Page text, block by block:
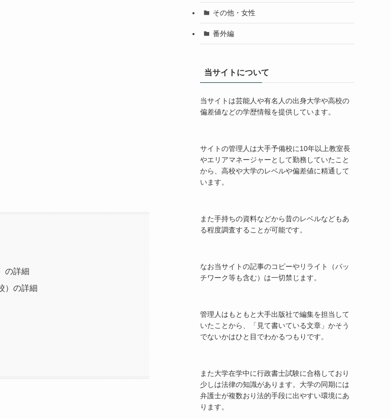
の詳細
）の詳細
その他・女性
番外編
当サイトについて
当サイトは芸能人や有名人の出身大学や高校の
偏差値などの学歴情報を提供しています。
サイトの管理人は大手予備校に10年以上教室長
やエリアマネージャーとして勤務していたこと
から、高校や大学のレベルや偏差値に精通して
います。
また手持ちの資料などから昔のレベルなどもあ
る程度調査することが可能です。
なお当サイトの記事のコピーやリライト（パッ
チワーク等も含む）は一切禁じます。
管理人はもともと大手出版社で編集を担当して
いたことから、「見て書いている文章」かそう
でないかはひと目でわかるつもりです。
また大学在学中に行政書士試験に合格しており
少しは法律の知識があります。大学の同期には
弁護士が複数おり法的手段に出やすい環境にあ
ります。